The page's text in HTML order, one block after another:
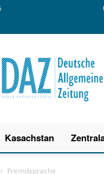
Deutsche
Allgemeine
Zeitung
Kasachstan
Fremdsprache